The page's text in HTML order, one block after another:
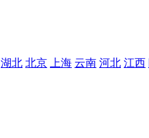
湖北 北京 上海 云南 河北 江西